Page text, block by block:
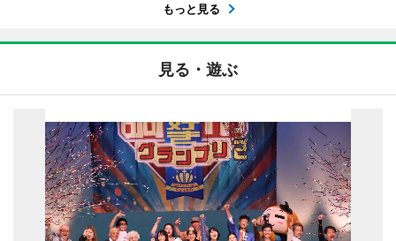
もっと見る
見る・遊ぶ